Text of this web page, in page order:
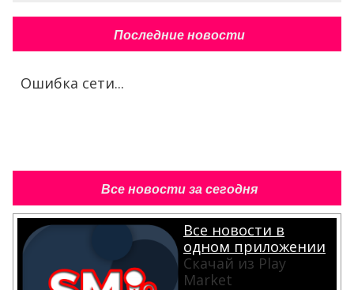
Последние новости
Ошибка сети...
Все новости за сегодня
Все новости в
одном приложении
Скачай из Play
Market